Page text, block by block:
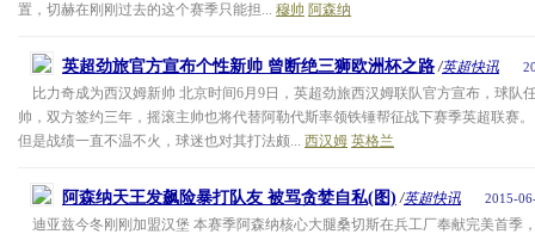
置，切赫在刚刚过去的这个赛季只能担... 穆帅 阿森纳
英超劲旅官方宣布个性新帅 曾断绝三狮欧洲杯之路 /英超快讯
比力奇成为西汉姆新帅 北京时间6月9日，英超劲旅西汉姆联队官方宣布，球队
帅，双方签约三年，摇滚主帅也将代替阿勒代斯率领铁锤帮征战下赛季英超联赛
但是战绩一直不温不火，球迷也对其打法颇... 西汉姆 英格兰
阿森纳天王发飙险暴打队友 被骂贪婪自私(图) /英超快讯 2015-
迪亚兹今冬刚刚加盟汉堡 本赛季阿森纳核心大腿桑切斯在兵工厂奉献完美首季